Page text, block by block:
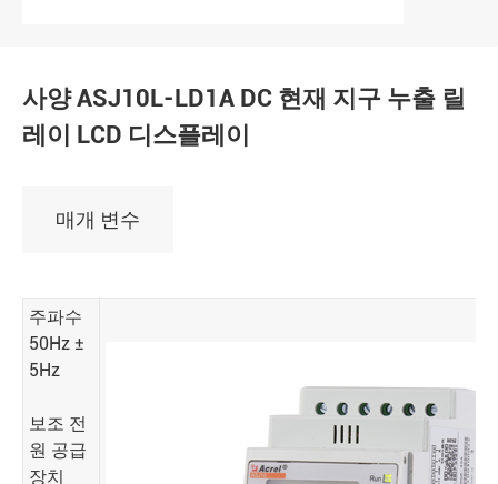
사양 ASJ10L-LD1A DC 현재 지구 누출 릴
레이 LCD 디스플레이
매개 변수
주파수
50Hz ±
5Hz
보조 전
원 공급
장치